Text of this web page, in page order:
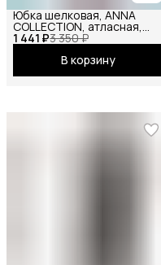
1 441 ₽3 350 ₽
Юбка шелковая, ANNA
COLLECTION, атласная,
летняя, праздничная,
повседневная, офисная,
школьная на резинке миди
В корзину